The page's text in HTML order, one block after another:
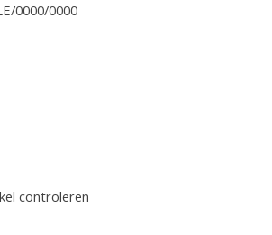
0000/0000
is
controleren